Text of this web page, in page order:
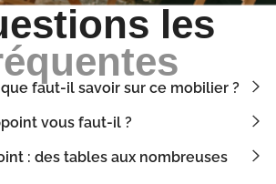
les
faut-il savoir sur ce mobilier ?
vous faut-il ?
: des tables aux nombreuses